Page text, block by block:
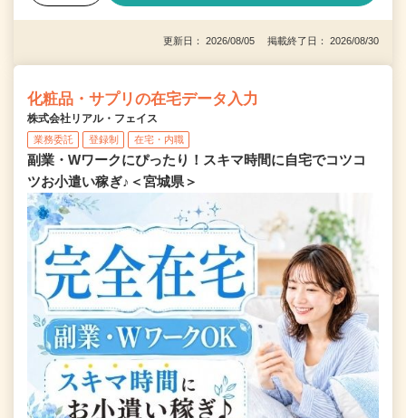
更新日： 2026/08/05 掲載終了日： 2026/08/30
化粧品・サプリの在宅データ入力
株式会社リアル・フェイス
業務委託 登録制 在宅・内職
副業・Wワークにぴったり！スキマ時間に自宅でコツコ
ツお小遣い稼ぎ♪＜宮城県＞